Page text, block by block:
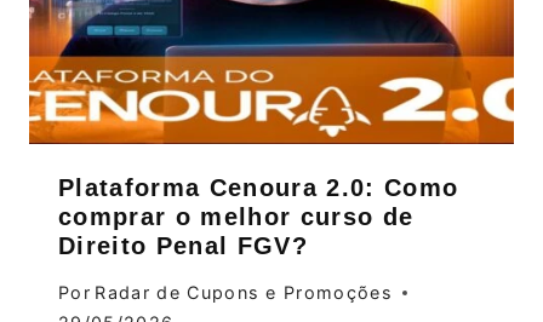
Plataforma Cenoura 2.0: Como
comprar o melhor curso de
Direito Penal FGV?
Por Radar de Cupons e Promoções